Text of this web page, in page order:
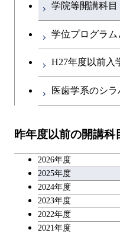
英語科目
第二外国
キャリア
学院等開講科目
学位プログラ
H27年度以前入
医歯学系のシ
昨年度以前の開講科
2026年度
2025年度
2024年度
2023年度
2022年度
2021年度